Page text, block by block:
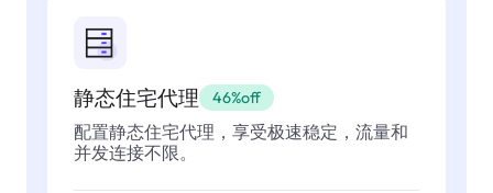
静态住宅代理 46%off
配置静态住宅代理，享受极速稳定，流量和
并发连接不限。